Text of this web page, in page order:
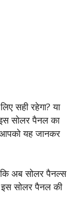
सही रहेगा? या
सोलर पैनल का
यह जानकर
अब सोलर पैनल्स
सोलर पैनल की